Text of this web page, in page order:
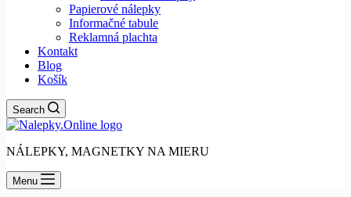
Papierové nálepky
Informačné tabule
Reklamná plachta
Kontakt
Blog
Košík
Search
NÁLEPKY, MAGNETKY NA MIERU
Menu